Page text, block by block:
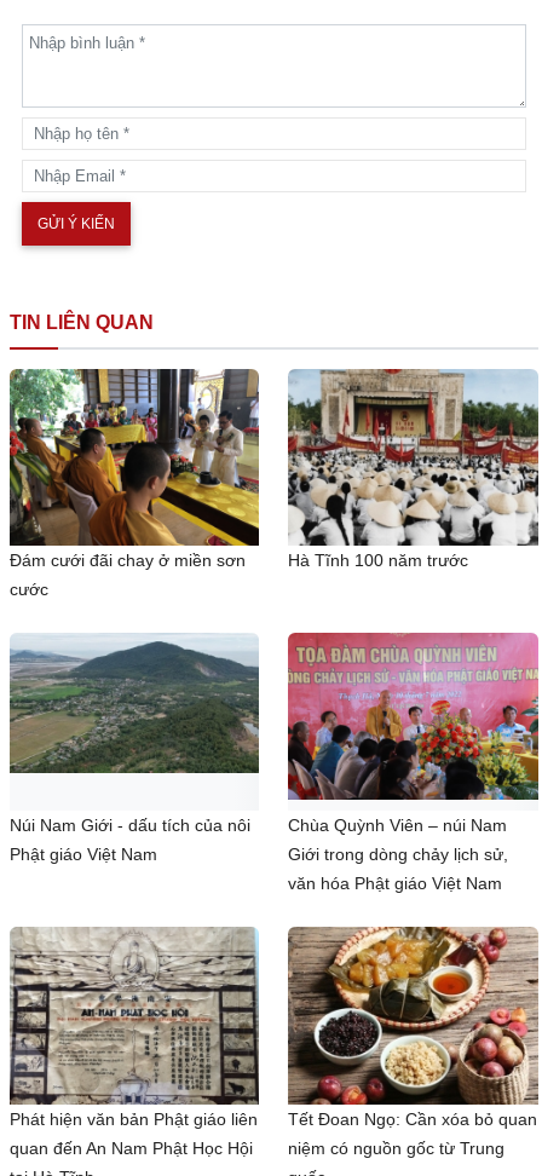
TIN LIÊN QUAN
Đám cưới đãi chay ở miền sơn
cước
Hà Tĩnh 100 năm trước
Núi Nam Giới - dấu tích của nôi
Phật giáo Việt Nam
Chùa Quỳnh Viên – núi Nam
Giới trong dòng chảy lịch sử,
văn hóa Phật giáo Việt Nam
Phát hiện văn bản Phật giáo liên
quan đến An Nam Phật Học Hội
Tết Đoan Ngọ: Cần xóa bỏ quan
niệm có nguồn gốc từ Trung